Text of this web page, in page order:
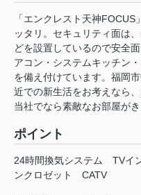
「エンクレスト天神
ッタリ。セキュリティ面は
どを設置しているので安全
アコン・システムキッチン
を備え付けています。福岡
近での新生活をお考えなら
当社でなら素敵なお部屋がき
ポイント
24時間換気システム TVイ
ンクロゼット
CATV